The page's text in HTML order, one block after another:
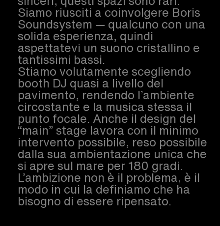
Siamo riusciti a coinvolgere Boris
Soundsystem — qualcuno con una
solida esperienza, quindi
aspettatevi un suono cristallino e
tantissimi bassi.
Stiamo volutamente scegliendo
booth DJ quasi a livello del
pavimento, rendendo l’ambiente
circostante e la musica stessa il
punto focale. Anche il design del
“main” stage lavora con il minimo
intervento possibile, reso possibile
dalla sua ambientazione unica che
si apre sul mare per 180 gradi.
L’ambizione non è il problema, è il
modo in cui la definiamo che ha
bisogno di essere ripensato.